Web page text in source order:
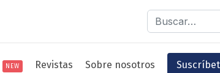
Buscar
NEW Revistas Sobre nosotros